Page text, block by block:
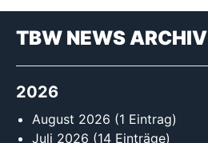
TBW NEWS ARCHIV
2026
August 2026 (1 Eintrag)
Juli 2026 (14 Einträge)